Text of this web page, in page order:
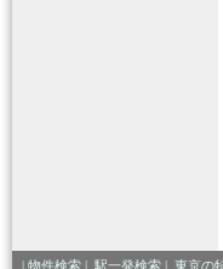
| 物件検索 | 駅一発検索 | 東京の